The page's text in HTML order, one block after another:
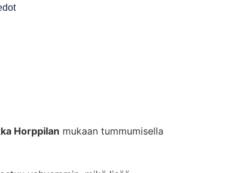
Horppilan mukaan tummumisella